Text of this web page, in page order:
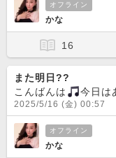
オフライン
かな
16
また明日??
こんばんは
今日はあん
2025/5/16 (金) 00:57
オフライン
かな